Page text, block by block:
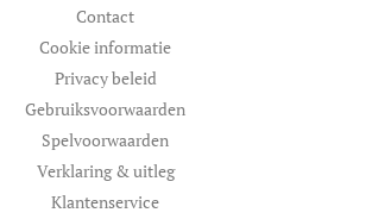
Contact
Cookie informatie
Privacy beleid
Gebruiksvoorwaarden
Spelvoorwaarden
Verklaring & uitleg
Klantenservice